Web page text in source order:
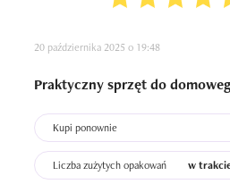
20 października 2025 o 19:48
Praktyczny sprzęt do
Kupi ponownie
Liczba zużytych opakowań w